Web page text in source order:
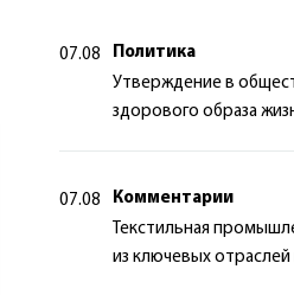
07.08
Политика
Утверждение в
здорового образа
07.08
Комментарии
Текстильная
из ключевых